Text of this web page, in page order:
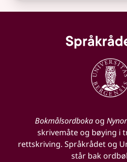
Bokmålsordbokaog
skrivemåte og bøying i
rettskriving. Språkrådet og
står bak